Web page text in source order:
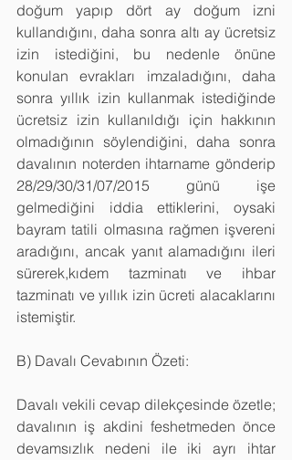
doğum yapıp dört ay doğum izni
kullandığını, daha sonra altı ay ücretsiz
izin istediğini, bu nedenle önüne
konulan evrakları imzaladığını, daha
sonra yıllık izin kullanmak istediğinde
ücretsiz izin kullanıldığı için hakkının
olmadığının söylendiğini, daha sonra
davalının noterden ihtarname gönderip
28/29/30/31/07/2015 günü işe
gelmediğini iddia ettiklerini, oysaki
bayram tatili olmasına rağmen işvereni
aradığını, ancak yanıt alamadığını ileri
sürerek,kıdem tazminatı ve ihbar
tazminatı ve yıllık izin ücreti alacaklarını
istemiştir.
B) Davalı Cevabının Özeti:
Davalı vekili cevap dilekçesinde özetle;
davalının iş akdini feshetmeden önce
devamsızlık nedeni ile iki ayrı ihtar